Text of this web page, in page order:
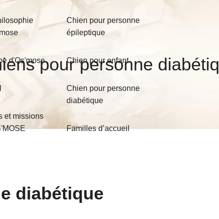
d'Os'mose
et missions
Chien pour personne
épileptique
Chien pour enfant
Chien pour personne
diabétique
Familles d’accueil
pour personne
diabétique